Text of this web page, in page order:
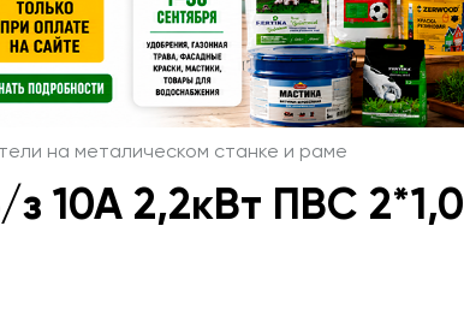
на металическом станке и раме
10А 2,2кВт ПВС 2*1,0